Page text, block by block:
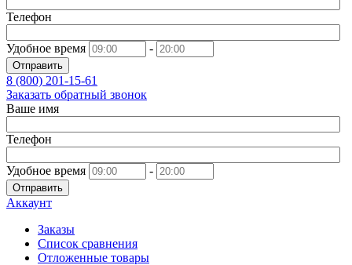
Телефон
Удобное время -
Отправить
8 (800) 201-15-61
Заказать обратный звонок
Ваше имя
Телефон
Удобное время -
Отправить
Аккаунт
Заказы
Список сравнения
Отложенные товары